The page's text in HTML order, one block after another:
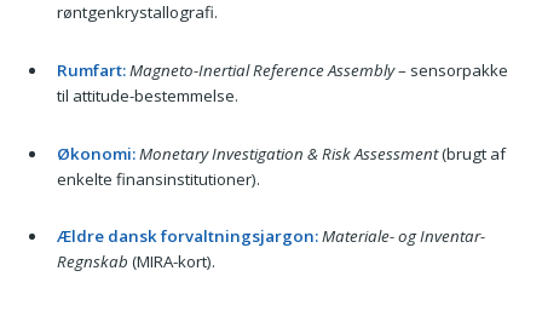
røntgenkrystallografi.
Rumfart:Magneto-Inertial Reference Assembly– sensorpakke
til attitude-bestemmelse.
Økonomi:Monetary Investigation & Risk Assessment(brugt af
enkelte finansinstitutioner).
Ældre dansk forvaltningsjargon:Materiale- og Inventar-
Regnskab (MIRA-kort).